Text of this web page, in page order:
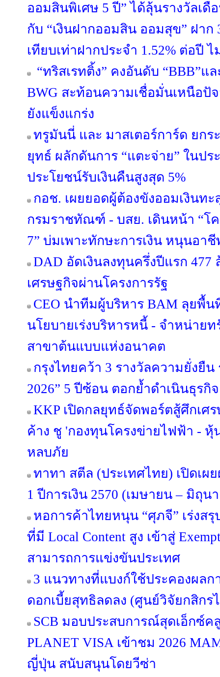
ออมสินพิเศษ 5 ปี” ได้ลุ้นรางวัลเดื
กับ “เงินฝากออมสิน ออมสุข” ฝาก
เทียบเท่าฝากประจำ 1.52% ต่อปี
“ทริสเรทติ้ง” คงอันดับ “BBB”แ
BWG สะท้อนความเชื่อมั่นเหนือปั
ยังแข็งแกร่ง
ทรูมันนี่ และ มาสเตอร์การ์ด ยกร
ยุทธ์ ผลักดันการ “แตะจ่าย” ในป
ประโยชน์รับเงินคืนสูงสุด 5%
กอช. เผยยอดผู้ต้องขังออมเงินท
กรมราชทัณฑ์ - บสย. เดินหน้า “โ
7” บ่มเพาะทักษะการเงิน หนุนอา
DAD อัดเงินลงทุนครึ่งปีแรก 477
เศรษฐกิจผ่านโครงการรัฐ
CEO นำทีมผู้บริหาร BAM ลุยพื้
นโยบายเร่งบริหารหนี้ - จำหน่าย
สาขาต้นแบบแห่งอนาคต
กรุงไทยคว้า 3 รางวัลความยั่งยืน
2026” 5 ปีซ้อน ตอกย้ำดำเนินธุรกิ
KKP เปิดกลยุทธ์จัดพอร์ตสู้ศึกเศ
ค้าง ชู 'กองทุนโครงข่ายไฟฟ้า - หุ้
หลบภัย
ทาทา สตีล (ประเทศไทย) เปิดเผ
1 ปีการเงิน 2570 (เมษายน – มิถุน
หอการค้าไทยหนุน “ศุภจี” เร่งส
ที่มี Local Content สูง เข้าสู่
สามารถการแข่งขันประเทศ
3 แนวทางที่แบงก์ใช้ประคองผลก
ดอกเบี้ยสุทธิลดลง (ศูนย์วิจัยกสิกร
SCB มอบประสบการณ์สุดเอ็กซ์ค
PLANET VISA เข้าชม 2026
ญี่ปุ่น สนับสนุนโดยวีซ่า